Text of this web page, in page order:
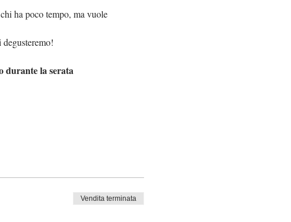
ha poco tempo, ma vuole
durante la serata
Vendita terminata